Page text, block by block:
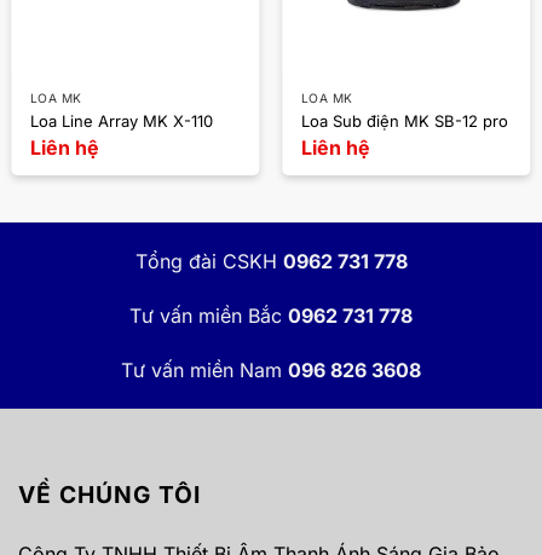
LOA MK
Loa Line Array MK X-110
Liên hệ
LOA MK
Loa Sub điện MK SB-12 pro
Liên hệ
Tổng đài CSKH 0962 731 778
Tư vấn miền Bắc 0962 731 778
Tư vấn miền Nam 096 826 3608
VỀ CHÚNG TÔI